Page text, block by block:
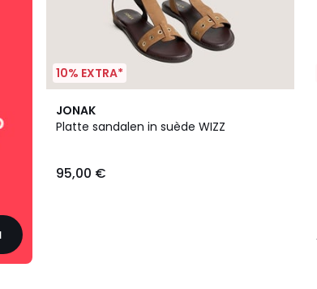
10% EXTRA*
JONAK
Platte sandalen in suède WIZZ
95,00 €